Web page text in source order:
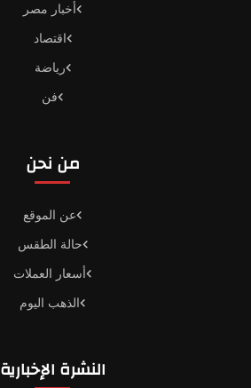
أخبار مصر
اقتصاد
رياضة
فن
من نحن
عن الموقع
حالة الطقس
أسعار العملات
الذهب اليوم
النشرة الإخبارية